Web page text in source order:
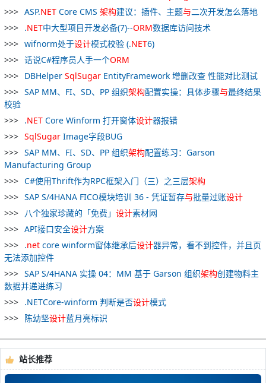
ASP.NET Core CMS 架构建议：插件、主题与二次开发怎么落地
.NET中大型项目开发必备(7)--ORM数据库访问技术
wifnorm处于设计模式校验 (.NET6)
话说C#程序员人手一个ORM
DBHelper SqlSugar EntityFramework 增删改查 性能对比测试
SAP MM、FI、SD、PP 组织架构配置实操：具体步骤与最终结果
校验
.NET Core Winform 打开窗体设计器报错
SqlSugar Image字段BUG
SAP MM、FI、SD、PP 组织架构配置练习：Garson
Manufacturing Group
C#使用Thrift作为RPC框架入门（三）之三层架构
SAP S/4HANA FICO模块培训 36 - 凭证暂存与批量过账设计
八个独家珍藏的「免费」 设计素材网
API接口安全设计方案
.net core winform窗体继承后设计器异常，看不到控件，并且页
无法添加控件
SAP S/4HANA 实操 04：MM 基于 Garson 组织架构创建物料主
数据并递进练习
.NETCore-winform 判断是否设计模式
陈幼坚设计蓝月亮标识
站长推荐